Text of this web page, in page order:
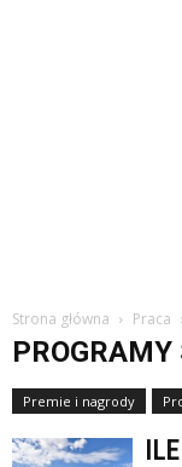
Strona główna Praca
Premie i nagrody